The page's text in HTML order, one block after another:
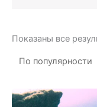
Показаны все